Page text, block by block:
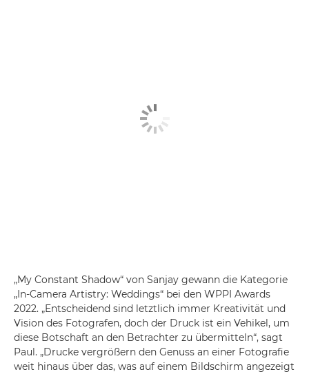
„My Constant Shadow“ von Sanjay gewann die Kategorie
„In-Camera Artistry: Weddings“ bei den WPPI Awards
2022. „Entscheidend sind letztlich immer Kreativität und
Vision des Fotografen, doch der Druck ist ein Vehikel, um
diese Botschaft an den Betrachter zu übermitteln“, sagt
Paul. „Drucke vergrößern den Genuss an einer Fotografie
weit hinaus über das, was auf einem Bildschirm angezeigt